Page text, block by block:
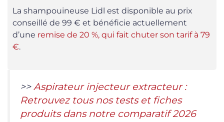
La shampouineuse Lidl est disponible au prix
conseillé de 99 € et bénéficie actuellement
d’une remise de 20 %, qui fait chuter son tarif à 79
€.
>> Aspirateur injecteur extracteur :
Retrouvez tous nos tests et fiches
produits dans notre comparatif 2026